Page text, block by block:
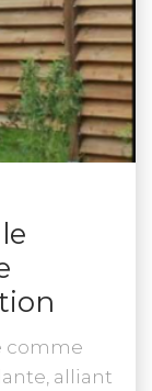
comme
alliant